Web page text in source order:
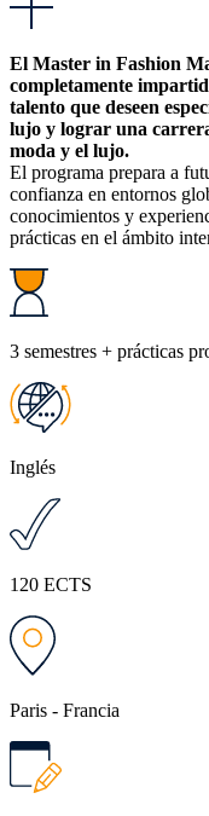
El Master in Fashion
completamente
talento que deseen
lujo y lograr una
moda y el lujo.
El programa prepara a
confianza en entornos
conocimientos y
prácticas en el ámbito
3 semestres + prácticas
Inglés
120 ECTS
Paris - Francia